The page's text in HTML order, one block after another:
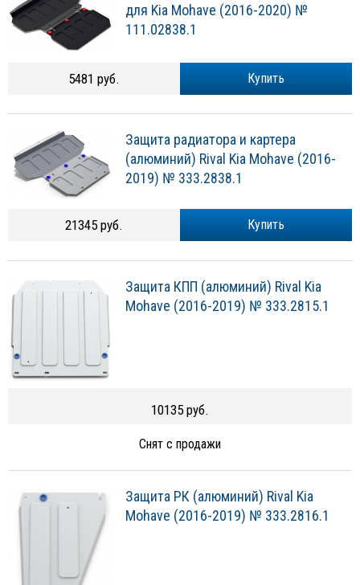
для Kia Mohave (2016-2020) №
111.02838.1
Купить
5481 руб.
Защита радиатора и картера
(алюминий) Rival Kia Mohave (2016-
2019) № 333.2838.1
Купить
21345 руб.
Защита КПП (алюминий) Rival Kia
Mohave (2016-2019) № 333.2815.1
10135 руб.
Снят с продажи
Защита РК (алюминий) Rival Kia
Mohave (2016-2019) № 333.2816.1